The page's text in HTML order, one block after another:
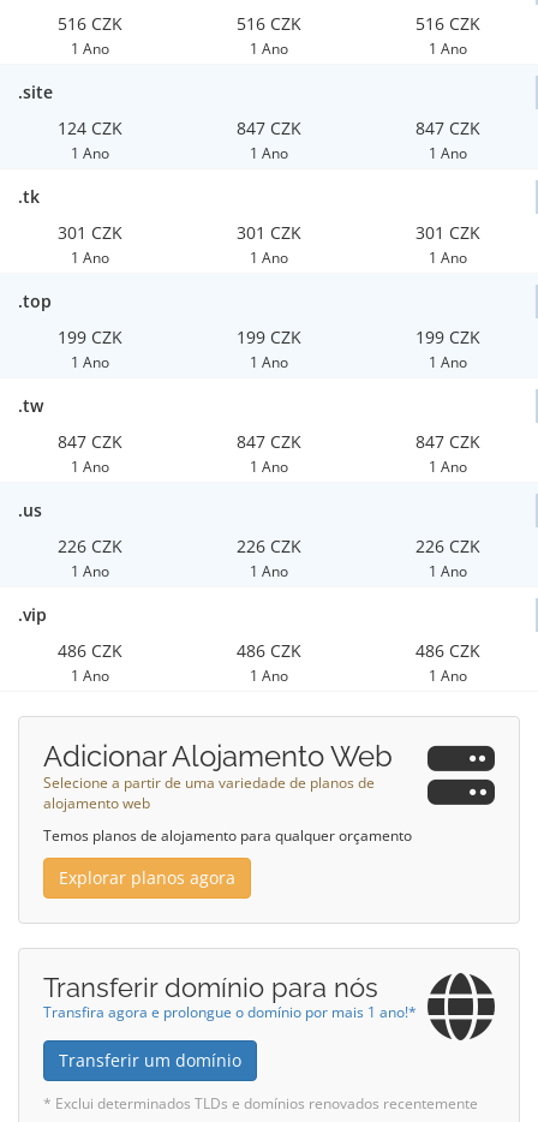
516 CZK
1 Ano
516 CZK
1 Ano
516 CZK
1 Ano
.site
124 CZK
1 Ano
847 CZK
1 Ano
847 CZK
1 Ano
.tk
301 CZK
1 Ano
301 CZK
1 Ano
301 CZK
1 Ano
.top
199 CZK
1 Ano
199 CZK
1 Ano
199 CZK
1 Ano
.tw
847 CZK
1 Ano
847 CZK
1 Ano
847 CZK
1 Ano
.us
226 CZK
1 Ano
226 CZK
1 Ano
226 CZK
1 Ano
.vip
486 CZK
1 Ano
486 CZK
1 Ano
486 CZK
1 Ano
Adicionar Alojamento Web
Selecione a partir de uma variedade de planos de
alojamento web
Temos planos de alojamento para qualquer orçamento
Explorar planos agora
Transferir domínio para nós
Transfira agora e prolongue o domínio por mais 1 ano!*
Transferir um domínio
* Exclui determinados TLDs e domínios renovados recentemente